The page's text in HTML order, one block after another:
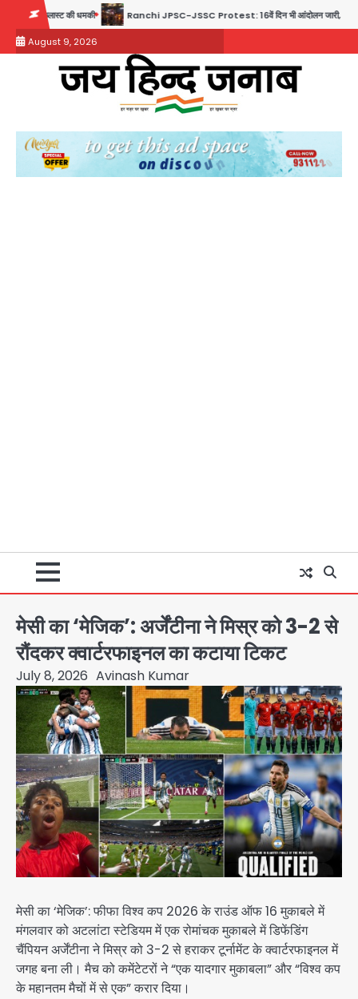
content
Ranchi JPSC-JSSC Protest: 16वें दिन भी आंदोलन जारी, CBI जांच और 14th Exam
August 9, 2026
मेसी का ‘मेजिक’: अर्जेंटीना ने मिस्र को 3-2 से
रौंदकर क्वार्टरफाइनल का कटाया टिकट
July 8, 2026 Avinash Kumar
मेसी का ‘मेजिक’: फीफा विश्व कप 2026 के राउंड ऑफ 16 मुकाबले में
मंगलवार को अटलांटा स्टेडियम में एक रोमांचक मुकाबले में डिफेंडिंग
चैंपियन अर्जेंटीना ने मिस्र को 3-2 से हराकर टूर्नामेंट के क्वार्टरफाइनल में
जगह बना ली। मैच को कमेंटेटरों ने “एक यादगार मुकाबला” और “विश्व कप
के महानतम मैचों में से एक” करार दिया।